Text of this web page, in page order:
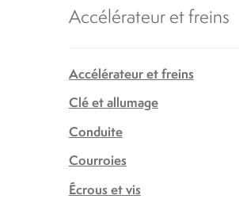
Accélérateur et freins
Accélérateur et freins
Clé et allumage
Conduite
Courroies
Écrous et vis